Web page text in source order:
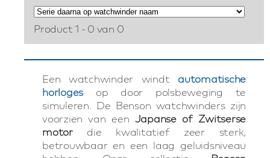
Product 1 - 0 van 0
Een watchwinder windt automatische
horloges op door polsbeweging te
simuleren. De Benson watchwinders zijn
voorzien van een Japanse of Zwitserse
motordie kwalitatief zeer sterk,
betrouwbaar en een laag geluidsniveau